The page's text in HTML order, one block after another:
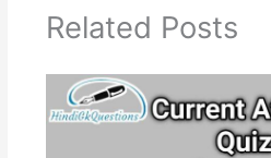
Related Posts